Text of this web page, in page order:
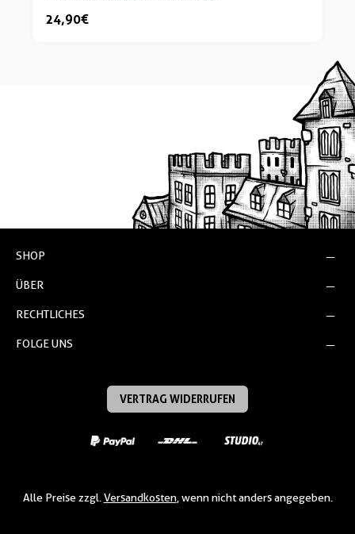
24,90 €
SHOP
ÜBER
RECHTLICHES
FOLGE UNS
VERTRAG WIDERRUFEN
Alle Preise zzgl. Versandkosten, wenn nicht anders angegeben.